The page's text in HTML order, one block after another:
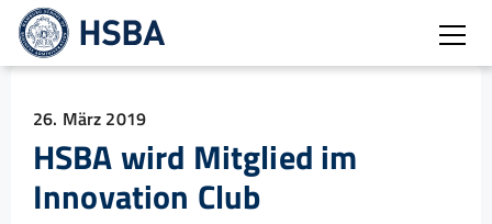
26. März 2019
HSBA wird Mitglied im
Innovation Club